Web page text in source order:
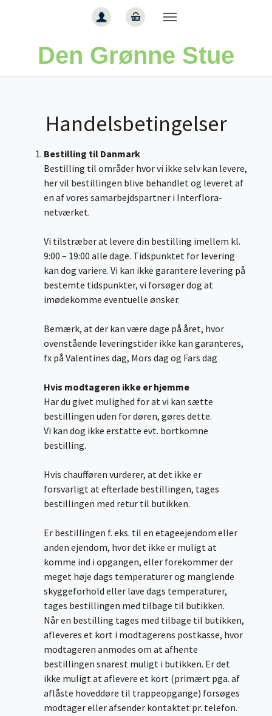
Den Grønne Stue
Handelsbetingelser
Bestilling til Danmark
Bestilling til områder hvor vi ikke selv kan levere,
her vil bestillingen blive behandlet og leveret af
en af vores samarbejdspartner i Interflora-
netværket.
Vi tilstræber at levere din bestilling imellem kl.
9:00 – 19:00 alle dage. Tidspunktet for levering
kan dog variere. Vi kan ikke garantere levering på
bestemte tidspunkter, vi forsøger dog at
imødekomme eventuelle ønsker.
Bemærk, at der kan være dage på året, hvor
ovenstående leveringstider ikke kan garanteres,
fx på Valentines dag, Mors dag og Fars dag
Hvis modtageren ikke er hjemme
Har du givet mulighed for at vi kan sætte
bestillingen uden for døren, gøres dette.
Vi kan dog ikke erstatte evt. bortkomne
bestilling.
Hvis chaufføren vurderer, at det ikke er
forsvarligt at efterlade bestillingen, tages
bestillingen med retur til butikken.
Er bestillingen f. eks. til en etageejendom eller
anden ejendom, hvor det ikke er muligt at
komme ind i opgangen, eller forekommer der
meget høje dags temperaturer og manglende
skyggeforhold eller lave dags temperaturer,
tages bestillingen med tilbage til butikken.
Når en bestilling tages med tilbage til butikken,
afleveres et kort i modtagerens postkasse, hvor
modtageren anmodes om at afhente
bestillingen snarest muligt i butikken. Er det
ikke muligt at aflevere et kort (primært pga. af
aflåste hoveddøre til trappeopgange) forsøges
modtager eller afsender kontaktet pr. telefon.